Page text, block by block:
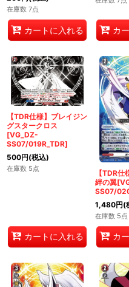
在庫数 7点
カートに入れる カ
【TDR仕様】ブレイジン
グスタークロス
[VG_DZ-
SS07/019R_TDR]
500円(税込)
在庫数 5点
カートに入れる
【TDR仕
絆の翼
SS07/
1,480円(
在庫数 5点
カ